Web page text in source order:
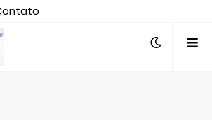
jornalista Clovis Almeida.